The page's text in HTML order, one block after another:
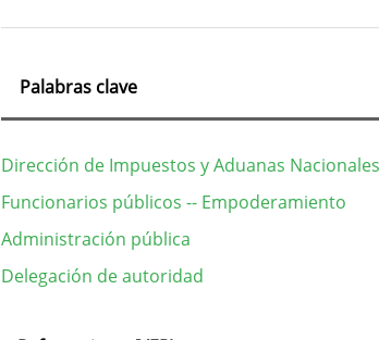
Palabras clave
Dirección de Impuestos y Aduanas
Funcionarios públicos -- Empoderamiento
Administración pública
Delegación de autoridad